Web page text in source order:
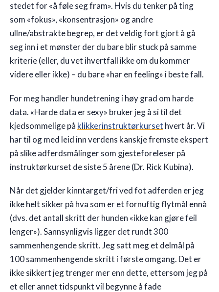
stedet for «å føle seg fram». Hvis du tenker på ting
som «fokus», «konsentrasjon» og andre
ullne/abstrakte begrep, er det veldig fort gjort å gå
seg inn i et mønster der du bare blir stuck på samme
kriterie (eller, du vet ihvertfall ikke om du kommer
videre eller ikke) – du bare «har en feeling» i beste fall.
For meg handler hundetrening i høy grad om harde
data. «Harde data er sexy» bruker jeg å si til det
kjedsommelige på klikkerinstruktørkurset hvert år. Vi
har til og med leid inn verdens kanskje fremste ekspert
på slike adferdsmålinger som gjesteforeleser på
instruktørkurset de siste 5 årene (Dr. Rick Kubina).
Når det gjelder kinntarget/fri ved fot adferden er jeg
ikke helt sikker på hva som er et fornuftig flytmål ennå
(dvs. det antall skritt der hunden «ikke kan gjøre feil
lenger»). Sannsynligvis ligger det rundt 300
sammenhengende skritt. Jeg satt meg et delmål på
100 sammenhengende skritt i første omgang. Det er
ikke sikkert jeg trenger mer enn dette, ettersom jeg på
et eller annet tidspunkt vil begynne å fade